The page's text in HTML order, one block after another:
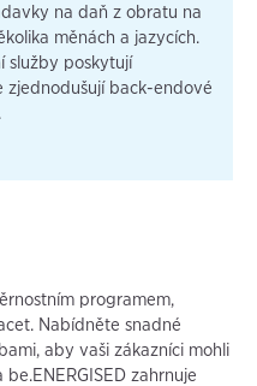
na daň z obratu na
měnách a jazycích.
služby poskytují
zjednodušují back-endové
programem,
Nabídněte snadné
aby vaši zákazníci mohli
zahrnuje